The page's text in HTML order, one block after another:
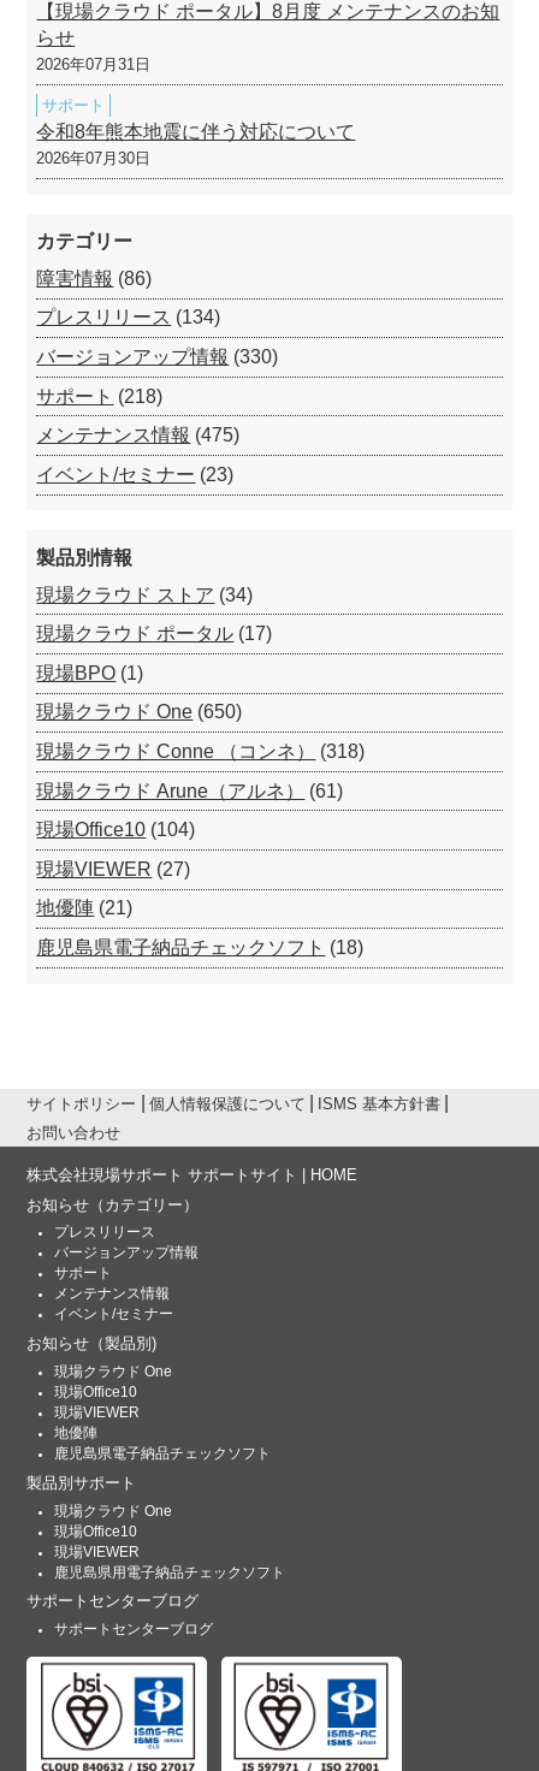
【現場クラウド ポータル】8月度 メンテナンスのお知
らせ
2026年07月31日
サポート
令和8年熊本地震に伴う対応について
2026年07月30日
カテゴリー
障害情報 (86)
プレスリリース (134)
バージョンアップ情報 (330)
サポート (218)
メンテナンス情報 (475)
イベント/セミナー (23)
製品別情報
現場クラウド ストア (34)
現場クラウド ポータル (17)
現場BPO (1)
現場クラウド One (650)
現場クラウド Conne （コンネ）
(318)
現場クラウド Arune（アルネ）
(61)
現場Office10 (104)
現場VIEWER (27)
地優陣 (21)
鹿児島県電子納品チェックソフト (18)
サイトポリシー 個人情報保護について
ISMS 基本方針書
お問い合わせ
株式会社現場サポート サポートサイト | HOME
お知らせ （カテゴリー）
プレスリリース
バージョンアップ情報
サポート
メンテナンス情報
イベント/セミナー
お知らせ （製品別)
現場クラウド One
現場Office10
現場VIEWER
地優陣
鹿児島県電子納品チェックソフト
製品別サポート
現場クラウド One
現場Office10
現場VIEWER
鹿児島県用電子納品チェックソフト
サポートセンターブログ
サポートセンターブログ